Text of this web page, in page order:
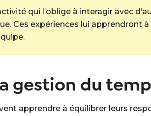
qui l’oblige à interagir avec
Ces expériences lui apprendront à
gestion du
apprendre à équilibrer leurs